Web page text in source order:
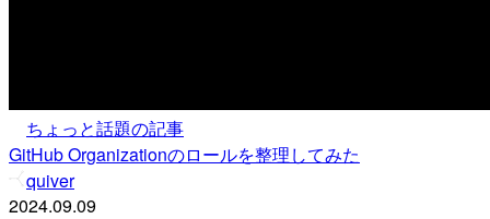
ちょっと話題の記事
GitHub Organizationのロールを整理してみた
quiver
2024.09.09